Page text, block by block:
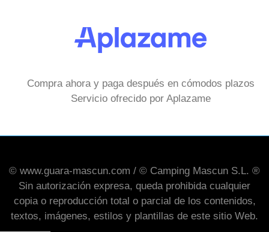
Compra ahora y paga después en cómodos plazos
Servicio ofrecido por Aplazame
© www.guara-mascun.com / © Camping Mascun S.L. ®
Sin autorización expresa, queda prohibida cualquier
copia o reproducción total o parcial de los contenidos,
textos, imágenes, estilos y plantillas de este sitio Web.